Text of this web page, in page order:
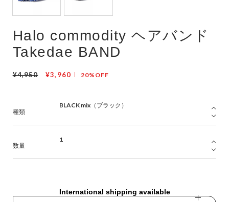
Halo commodity ヘアバンド
Takedae BAND
¥4,950 ¥3,960 20%OFF
種類
数量
International shipping available